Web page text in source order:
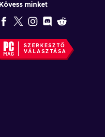
Kövess minket
SZERKESZTŐ
VÁLASZTÁSA